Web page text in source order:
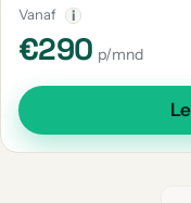
Vanaf i
€290 p/mnd